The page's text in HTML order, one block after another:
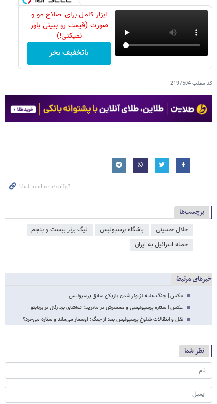
ابزار کامل برای اصلاح مو و
صورت (قیمت رو ببینی باور
نمیکنی!)
باتخفیف بخر
کد مطلب2197504
برچسب‌ها
جلال حسینی باشگاه پرسپولیس
لیگ برتر بیست و پنجم
حمله اسرائیل به ایران
خبرهای مرتبط
عکس | جنگ علیه لژیونر شدن بازیکن سابق پرسپولیس
عکس | ستاره پرسپولیسی و همسرش در مادرید؛ تماشای برد رئال در برنابئو
نقل و انتقالات شلوغ پرسپولیس بعد از جنگ؛ اوسمار می‌ماند و ستاره می‌خرد؟
نظر شما